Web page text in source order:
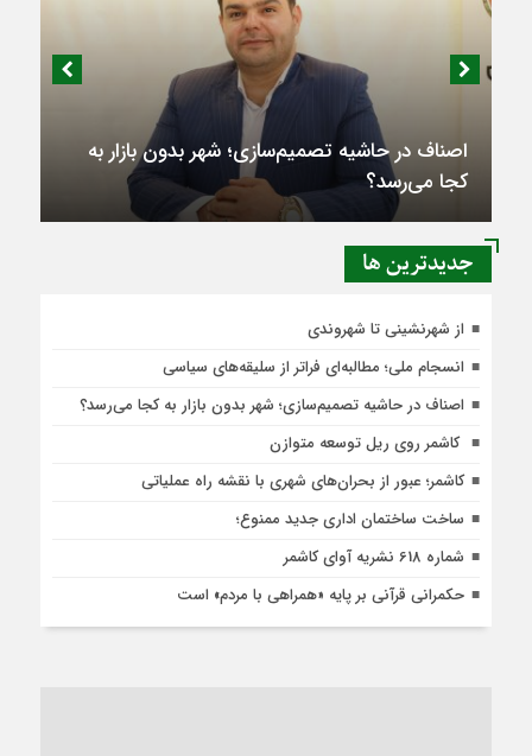
اصناف در حاشیه تصمیم‌سازی؛ شهر بدون بازار به
کجا می‌رسد؟
جديدترين ها
از شهرنشینی تا شهروندی
انسجام ملی؛ مطالبه‌ای فراتر از سلیقه‌های سیاسی
اصناف در حاشیه تصمیم‌سازی؛ شهر بدون بازار به کجا می‌رسد؟
کاشمر روی ریل توسعه متوازن
کاشمر؛ عبور از بحران‌های شهری با نقشه راه عملیاتی
ساخت ساختمان اداری جدید ممنوع؛
شماره 618 نشریه آوای کاشمر
حکمرانی قرآنی بر پایه «همراهی با مردم» است